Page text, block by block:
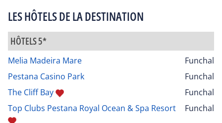
LES HÔTELS DE LA DESTINATION
HÔTELS 5*
Melia Madeira Mare
Funchal
Pestana Casino Park
Funchal
The Cliff Bay
Funchal
Top Clubs Pestana Royal Ocean & Spa Resort
Funchal